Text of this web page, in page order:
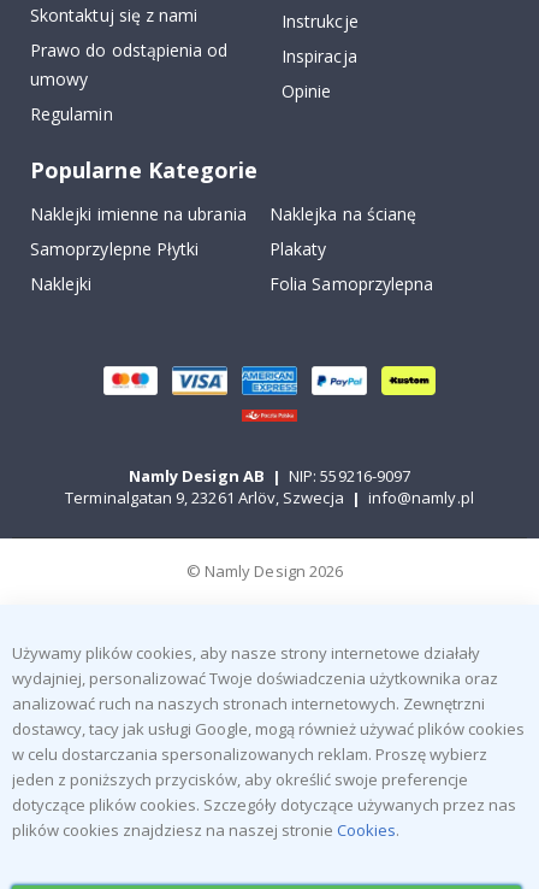
Skontaktuj się z nami
Prawo do odstąpienia od
umowy
Regulamin
Instrukcje
Inspiracja
Opinie
Popularne Kategorie
Naklejki imienne na ubrania
Naklejka na ścianę
Samoprzylepne Płytki
Plakaty
Naklejki
Folia Samoprzylepna
Namly Design AB | NIP: 559216-9097
Terminalgatan 9, 23261 Arlöv, Szwecja | info@namly.pl
© Namly Design 2026
Używamy plików cookies, aby nasze strony internetowe działały
wydajniej, personalizować Twoje doświadczenia użytkownika oraz
analizować ruch na naszych stronach internetowych. Zewnętrzni
dostawcy, tacy jak usługi Google, mogą również używać plików cookies
w celu dostarczania spersonalizowanych reklam. Proszę wybierz
jeden z poniższych przycisków, aby określić swoje preferencje
dotyczące plików cookies. Szczegóły dotyczące używanych przez nas
plików cookies znajdziesz na naszej stronie Cookies.